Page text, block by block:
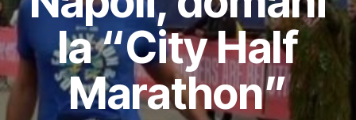
la “City Half
Marathon”